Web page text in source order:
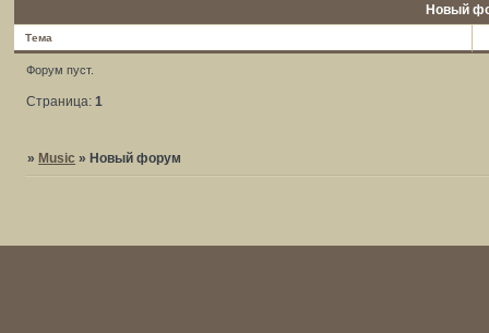
Новый
Тема
Форум пуст.
Страница: 1
» Music » Новый форум